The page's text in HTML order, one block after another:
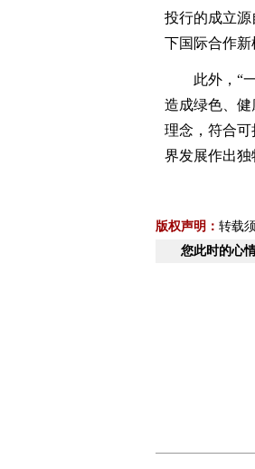
投行的成立
下国际合作新
此外，“一
造成绿色、健
理念，符合
界发展作出独
版权声明： 转载
您此时的心